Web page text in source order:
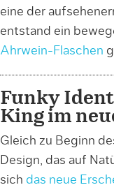
eine der
entstand ein
Ahrwein-Flaschen
Funky
King im
Gleich zu Beginn
Design, das auf
sich das neue